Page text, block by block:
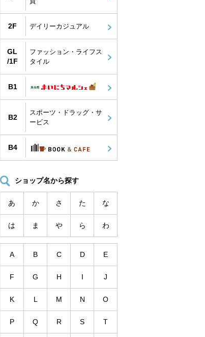
【4F】梅蘭
2F デイリーカジュアル
GL
/1F
ファッション・ライフス
タイル
B1
B2
スポーツ・ドラッグ・サ
ービス
B4
ショップ名から探す
あ か さ た な
は ま や ら わ
A B C D E
F G H I J
K L M N O
P Q R S T